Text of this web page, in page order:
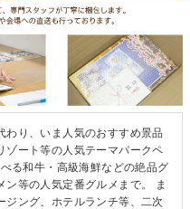
わり、いま人気のおすすめ景品
ゾート等の人気テーマパークペ
る和牛・高級海鮮などの絶品グ
ン等の人気定番グルメまで。 ま
ジング、ホテルランチ等、二次